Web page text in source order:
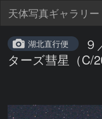
天体写真ギャラリー
湖北直行便
ターズ彗星（C/